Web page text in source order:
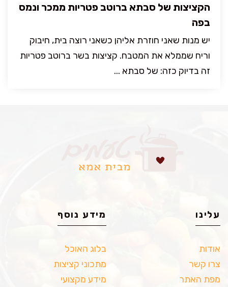
הקציצות של סבתא ברוטב פטריות ממכר ונמס
בפה
יש מנות שאני חוזרת אליהן כשאני רוצה בית, חיבוק
וריח שממלא את המטבח. קציצות בשר ברוטב פטריות
זה בדיוק כזה: של סבתא ...
עלינו
אודות
צרו קשר
מפת האתר
מידע נוסף
בלוג האוכל
מתכוני קציצות
מידע מקצועי